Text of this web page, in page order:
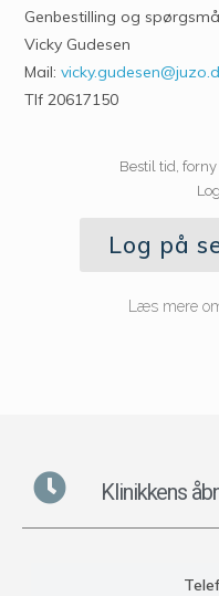
Genbestilling og
Vicky Gudesen
Mail:
Tlf 20617150
Bestil tid,
Log på
Læs mere
Klinikkens